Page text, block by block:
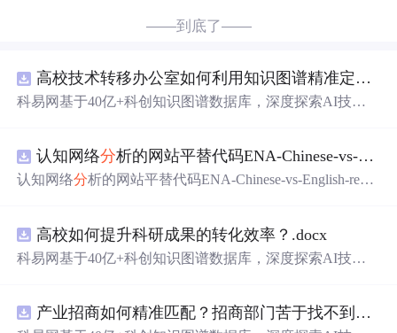
——到底了——
高校技术转移办公室如何利用知识图谱精准定位产业需求与技术适配点？.docx
科易网基于40亿+科创知识图谱数据库，深度探索AI技术
新领域的AI+数智化解决方案，推动科技创新与产业创新
智能化发展。
认知网络分析的网站平替代码ENA-Chinese-vs-English-reproducible.zip
认知网络分析的网站平替代码ENA-Chinese-vs-English-repro
高校如何提升科研成果的转化效率？.docx
科易网基于40亿+科创知识图谱数据库，深度探索AI技术
新领域的AI+数智化解决方案，推动科技创新与产业创新产业招商如何精准匹配？招商部门苦于找不到符合产业链补链强链方向的目标企业怎么办？.docx